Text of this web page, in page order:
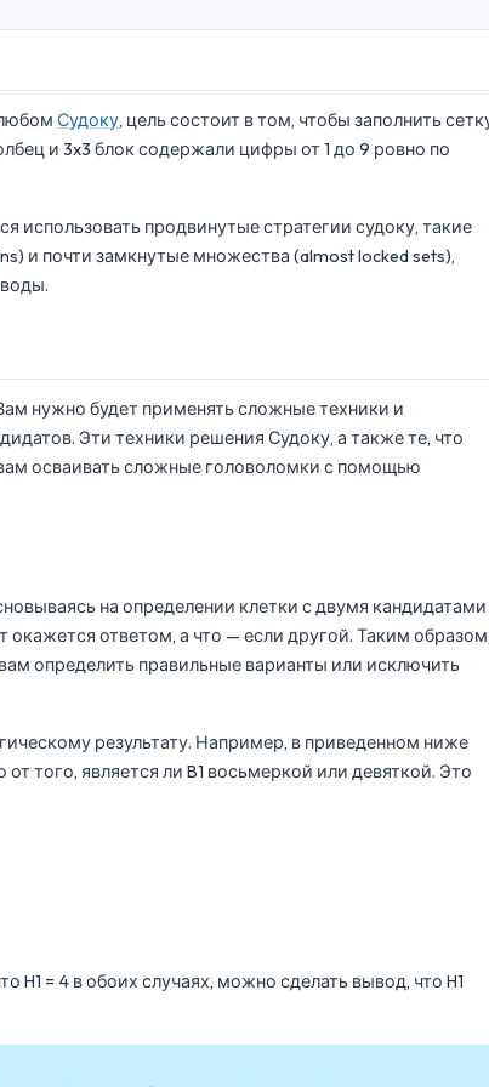
Судоку, цель состоит в том, чтобы заполнить
и 3x3 блок содержали цифры от 1 до 9 ровно по
использовать продвинутые стратегии судоку, такие
и почти замкнутые множества (almost locked sets),
нужно будет применять сложные техники и
Эти техники решения Судоку, а также те, что
осваивать сложные головоломки с помощью
на определении клетки с двумя кандидатами
ответом, а что — если другой. Таким
определить правильные варианты или исключить
результату. Например, в приведенном ниже
того, является ли B1 восьмеркой или девяткой. Это
= 4 в обоих случаях, можно сделать вывод, что H1